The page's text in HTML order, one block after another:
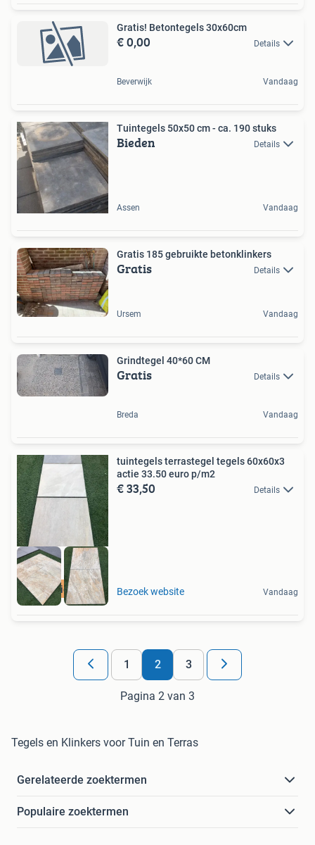
Gratis! Betontegels 30x60cm
€ 0,00 Details
Beverwijk Vandaag
Tuintegels 50x50 cm - ca. 190 stuks
Bieden Details
Assen Vandaag
Gratis 185 gebruikte betonklinkers
Gratis Details
Ursem Vandaag
Grindtegel 40*60 CM
Gratis Details
Breda Vandaag
actie niet duur
tuintegels terrastegel tegels 60x60x3
actie 33.50 euro p/m2
€ 33,50 Details
Bezoek website Vandaag
1 2 3
Pagina 2 van 3
Tegels en Klinkers voor Tuin en Terras
Gerelateerde zoektermen
Populaire zoektermen